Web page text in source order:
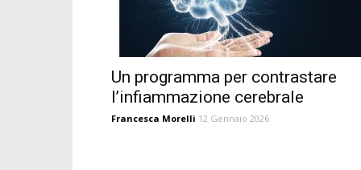
Un programma per contrastare
l’infiammazione cerebrale
Francesca Morelli 12 Gennaio 2026